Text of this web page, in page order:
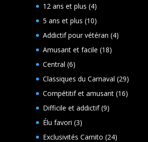
produits
12 ans et plus 44
produits
5 ans et plus 1010
produits
Addictif pour vétéran 44
Amusant et facile 1818
Central 66
produits
Classiques du Carnaval 2929
produits
Compétitif et amusant 1616
Difficile et addictif 99
Élu favori 33
produits
Exclusivités Carnito 2424